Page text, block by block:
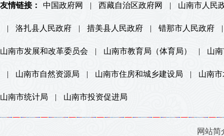
友情链接： 中国政府网 | 西藏自治区政府网 | 山南市人民
| 洛扎县人民政府 | 措美县人民政府 | 错那市人民政府 |
山南市发展和改革委员会 | 山南市教育局（体育局） | 山
| 山南市自然资源局 | 山南市住房和城乡建设局 | 山南
山南市统计局 | 山南市投资促进局
网站简